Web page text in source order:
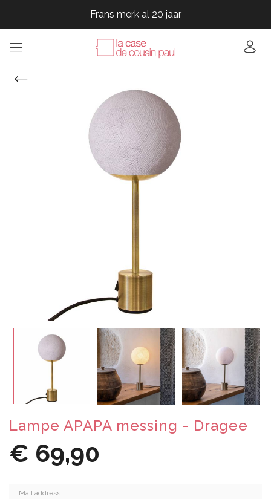
Frans merk al 20 jaar
Frans merk al 20 jaar
Frans merk al 20 jaar
Lampe APAPA messing - Dragee
€ 69,90